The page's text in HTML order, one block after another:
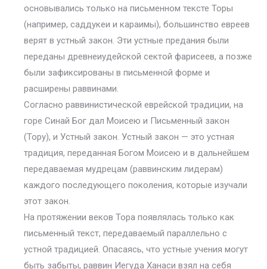
основывались только на письменном тексте Торы
(например, саддукеи и караимы), большинство евреев
верят в устный закон. Эти устные предания были
переданы древнеиудейской сектой фарисеев, а позже
были зафиксированы в письменной форме и
расширены раввинами.
Согласно раввинистической еврейской традиции, на
горе Синай Бог дал Моисею и Письменный закон
(Тору), и Устный закон. Устный закон — это устная
традиция, переданная Богом Моисею и в дальнейшем
передаваемая мудрецам (раввинским лидерам)
каждого последующего поколения, которые изучали
этот закон.
На протяжении веков Тора появлялась только как
письменный текст, передаваемый параллельно с
устной традицией. Опасаясь, что устные учения могут
быть забыты, раввин Иегуда Ханаси взял на себя